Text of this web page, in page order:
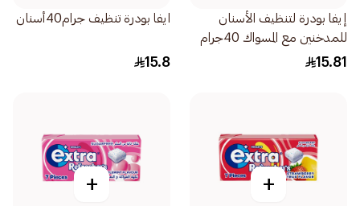
إيفا بودرة لتنظيف الأسنان
للمدخنين مع المسواك 40جرام
15.81
ايفا بودرة تنظيف جرام40أسنان
15.8
+
+